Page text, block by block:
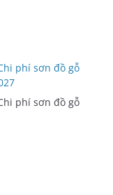
phí sơn đồ gỗ
phí sơn đồ gỗ